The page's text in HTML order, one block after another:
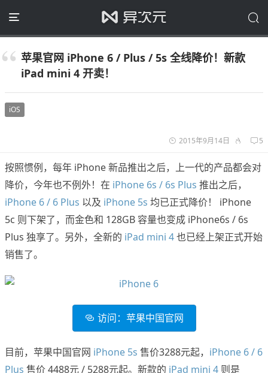
苹果官网 iPhone 6 / Plus / 5s 全线降价！新款
iPad mini 4 开卖！
iOS
2015年9月14日 5
按照惯例，每年 iPhone 新品推出之后，上一代的产品都会对
降价，今年也不例外！在 iPhone 6s / 6s Plus 推出之后，
iPhone 6 / 6 Plus 以及 iPhone 5s 均已正式降价！ iPhone
5c 则下架了，而金色和 128GB 容量也变成 iPhone6s / 6s
Plus 独享了。另外，全新的 iPad mini 4也已经上架正式开始
销售了。
访问：苹果中国官网
目前，苹果中国官网 iPhone 5s 售价3288元起， iPhone 6 / 6
Plus 售价 4488元 / 5288元起。新款的 iPad mini 4 则是